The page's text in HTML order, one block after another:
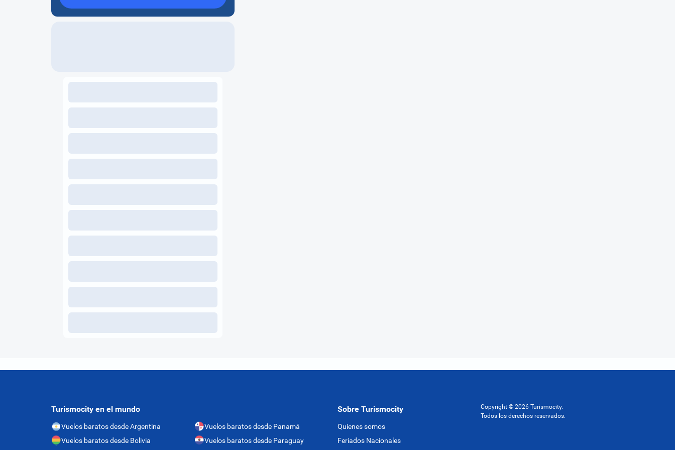
Turismocity en el mundo
Vuelos baratos desde Argentina
Vuelos baratos desde Bolivia
Vuelos baratos desde Panamá
Vuelos baratos desde Paraguay
Sobre Turismocity
Quienes somos
Feriados Nacionales
Copyright © 2026 Turismocity.
Todos los derechos reservados.